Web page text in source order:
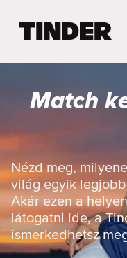
r
d
ő
o
l
d
a
l
Match
Nézd meg,
világ egyik
Akár ezen a
látogatni ide, a
ismerkedhetsz